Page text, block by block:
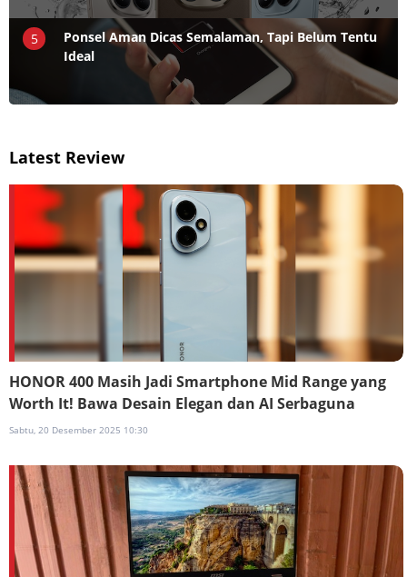
5
Ponsel Aman Dicas Semalaman, Tapi Belum Tentu
Ideal
Latest Review
HONOR 400 Masih Jadi Smartphone Mid Range yang
Worth It! Bawa Desain Elegan dan AI Serbaguna
Sabtu, 20 Desember 2025 10:30